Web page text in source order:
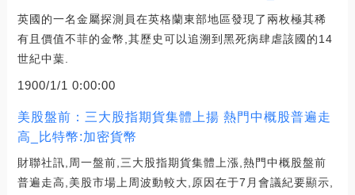
英國的一名金屬探測員在英格蘭東部地區發現了兩枚極其稀
有且價值不菲的金幣,其歷史可以追溯到黑死病肆虐該國的14
世紀中葉.
1900/1/1 0:00:00
美股盤前：三大股指期貨集體上揚 熱門中概股普遍走
高_比特幣:加密貨幣
財聯社訊,周一盤前,三大股指期貨集體上漲,熱門中概股盤前
普遍走高,美股市場上周波動較大,原因在于7月會議紀要顯示,